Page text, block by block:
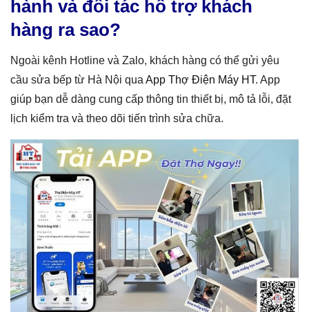
hành và đối tác hỗ trợ khách
hàng ra sao?
Ngoài kênh Hotline và Zalo, khách hàng có thể gửi yêu
cầu sửa bếp từ Hà Nội qua App Thợ Điện Máy HT. App
giúp bạn dễ dàng cung cấp thông tin thiết bị, mô tả lỗi, đặt
lịch kiểm tra và theo dõi tiến trình sửa chữa.